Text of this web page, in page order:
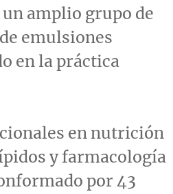
amplio grupo de
emulsiones
en la práctica
en nutrición
y farmacología
por 43